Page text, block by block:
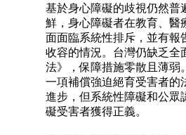
基於身心障礙的歧視仍然普
鮮，身心障礙者在教育、醫
面面臨系統性排斥，並有報
收容的情況。台灣仍缺乏全
法》，保障措施零散且薄弱
一項補償強迫絕育受害者的
進步，但系統性障礙和公眾
礙受害者獲得正義。